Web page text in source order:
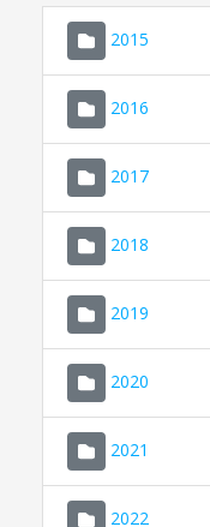
2015
2016
2017
2018
2019
2020
2021
2022